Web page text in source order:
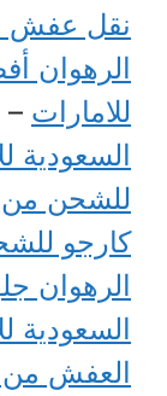
نقل عفش
الرهوان
للامارات –
السعودية
للشحن من
كارجو
الرهوان
السعودية
العفش من